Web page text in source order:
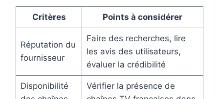
Critères Points à considérer
Réputation du
fournisseur
Faire des recherches, lire
les avis des utilisateurs,
évaluer la crédibilité
Disponibilité
Vérifier la présence de